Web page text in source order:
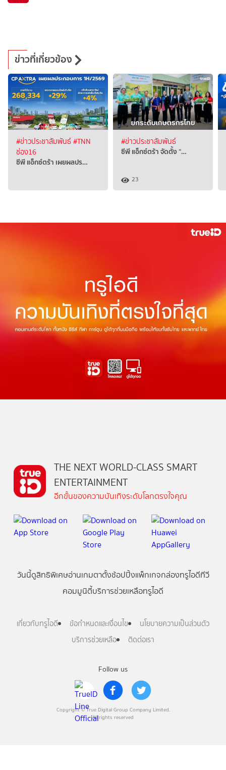
ข่าวที่เกี่ยวข้อง
#ข่าวประชาสัมพันธ์#TNN
ช่อง16
ซีพี แอ็กซ์ตร้า เผยผลปร…
#ข่าวประชาสัมพันธ์
ซีพี แอ็กซ์ตร้า จัดตั้ง “…
23
Follow us
Copyright © True Digital Group Company Limited.
All rights reserved
THE NEXT WORLD-CLASS SMART
ENTERTAINMENT
อีกขั้นของความบันเทิงระดับโลกตรงใจคุณ
วันนี้ดูสิทธิพิเศษอ่านเกมตาตั้งช้อปปิ้งแพ็กเกจกล่องทรูไอดีทีวี
คอมมูนิตี้บริการช่วยเหลือทรูไอดี
เกี่ยวกับทรูไอดี ข้อกำหนดและเงื่อนไข
นโยบายความเป็นส่วนตัว
บริการช่วยเหลือ
ติดต่อเรา